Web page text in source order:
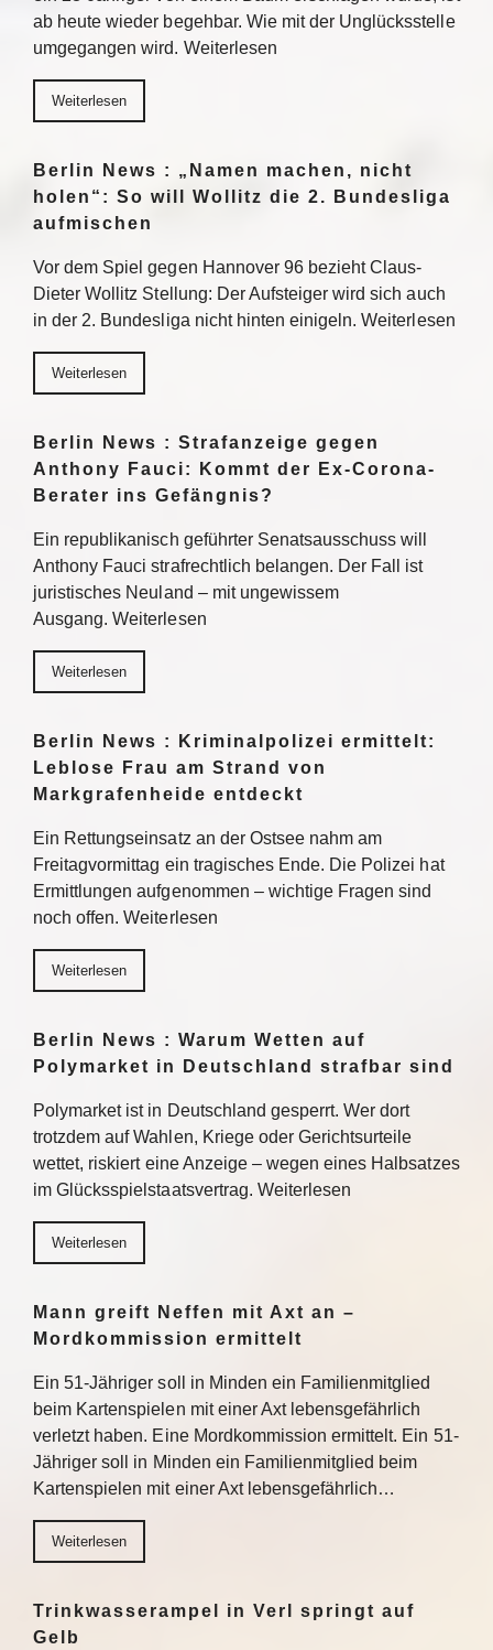
ab heute wieder begehbar. Wie mit der Unglücksstelle
umgegangen wird. Weiterlesen
Weiterlesen
Berlin News : „Namen machen, nicht
holen“: So will Wollitz die 2. Bundesliga
aufmischen
Vor dem Spiel gegen Hannover 96 bezieht Claus-
Dieter Wollitz Stellung: Der Aufsteiger wird sich auch
in der 2. Bundesliga nicht hinten einigeln. Weiterlesen
Weiterlesen
Berlin News : Strafanzeige gegen
Anthony Fauci: Kommt der Ex-Corona-
Berater ins Gefängnis?
Ein republikanisch geführter Senatsausschuss will
Anthony Fauci strafrechtlich belangen. Der Fall ist
juristisches Neuland – mit ungewissem
Ausgang. Weiterlesen
Weiterlesen
Berlin News : Kriminalpolizei ermittelt:
Leblose Frau am Strand von
Markgrafenheide entdeckt
Ein Rettungseinsatz an der Ostsee nahm am
Freitagvormittag ein tragisches Ende. Die Polizei hat
Ermittlungen aufgenommen – wichtige Fragen sind
noch offen. Weiterlesen
Weiterlesen
Berlin News : Warum Wetten auf
Polymarket in Deutschland strafbar sind
Polymarket ist in Deutschland gesperrt. Wer dort
trotzdem auf Wahlen, Kriege oder Gerichtsurteile
wettet, riskiert eine Anzeige – wegen eines Halbsatzes
im Glücksspielstaatsvertrag. Weiterlesen
Weiterlesen
Mann greift Neffen mit Axt an –
Mordkommission ermittelt
Ein 51-Jähriger soll in Minden ein Familienmitglied
beim Kartenspielen mit einer Axt lebensgefährlich
verletzt haben. Eine Mordkommission ermittelt. Ein 51-
Jähriger soll in Minden ein Familienmitglied beim
Kartenspielen mit einer Axt lebensgefährlich…
Weiterlesen
Trinkwasserampel in Verl springt auf
Gelb